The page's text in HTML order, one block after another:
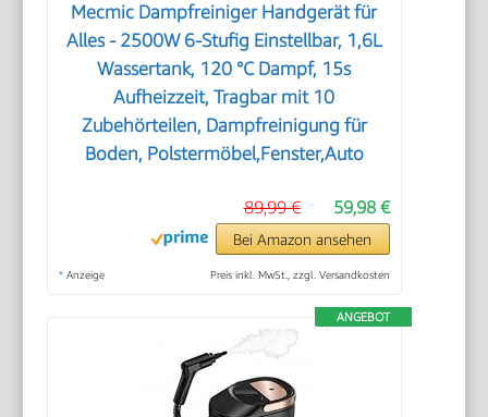
Mecmic Dampfreiniger Handgerät für
Alles - 2500W 6-Stufig Einstellbar, 1,6L
Wassertank, 120 °C Dampf, 15s
Aufheizzeit, Tragbar mit 10
Zubehörteilen, Dampfreinigung für
Boden, Polstermöbel,Fenster,Auto
59,98 €
89,99 €
Bei Amazon ansehen
* Anzeige Preis inkl. MwSt., zzgl. Versandkosten
ANGEBOT